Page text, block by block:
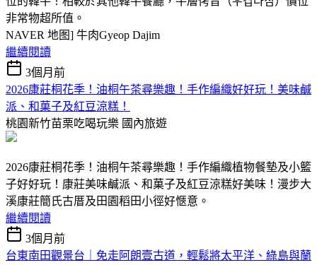
非常物超所值。
NAVER 地图] 牛肉Gyeop Dajim
繼續閱讀
3個月前
2026康莊桐花季！油桐午茶尋樂趣！手作編織好好玩！美味鹹
派、和菓子及紅豆涼糕！
桃園新竹苗栗吃喝玩樂 國內旅遊
2026康莊桐花季！油桐午茶尋樂趣！手作編織植物餐墊及小籃
子好好玩！康莊美味鹹派、和菓子及紅豆涼糕好美味！漫步大
溪康莊簡氏古厝及田園稻田小徑好愜意。
繼續閱讀
3個月前
台東南田觀景台｜免走阿朗壹古道，輕鬆將太平洋、綠島與蘭